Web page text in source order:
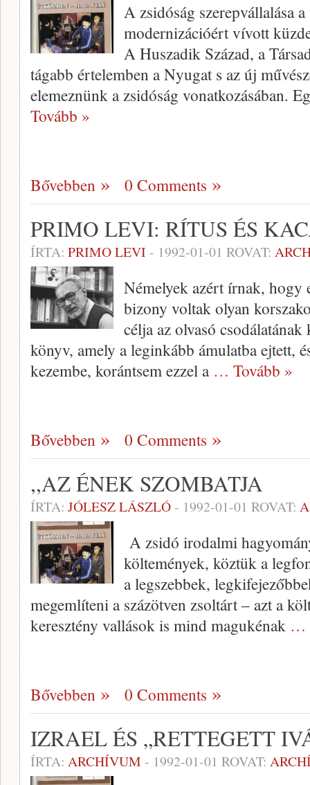
A zsidóság szerepvállalása
modernizációért vívott
A Huszadik Század, a
tágabb értelemben a Nyugat s az új
elemeznünk a zsidóság vonatko­zásában.
Tovább »
Bővebben 0 Comments
PRIMO LEVI: RÍTUS ÉS
ÍRTA: PRIMO LEVI - 1992-01-01 ROVAT:
Némelyek azért írnak, hogy
bizony voltak olyan
célja az olvasó
könyv, amely a leginkább ámulatba ejtett,
kezembe, koránt­sem ezzel a … Tovább »
Bővebben 0 Comments
,,AZ ÉNEK SZOMBATJA
ÍRTA: JÓLESZ LÁSZLÓ- 1992-01-01 ROVAT:
A zsidó irodalmi
költemények, köztük a
a legszebbek,
megemlíteni a százötven zsol­tárt – azt a
keresz­tény vallások is mind magukénak …
Bővebben 0 Comments
IZRAEL ÉS „RETTEGETT
ÍRTA: ARCHÍVUM - 1992-01-01 ROVAT: